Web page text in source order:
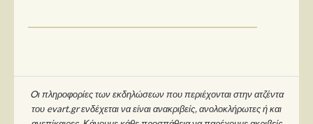
Oι πληροφορίες των εκδηλώσεων που περιέχονται στην ατζέντα
του evart.gr ενδέχεται να είναι ανακριβείς, ανολοκλήρωτες ή και